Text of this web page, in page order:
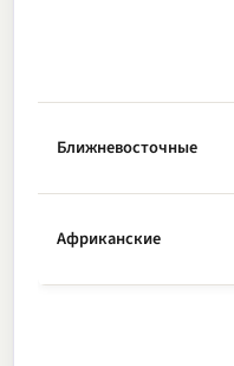
Ближневосточные
Африканские